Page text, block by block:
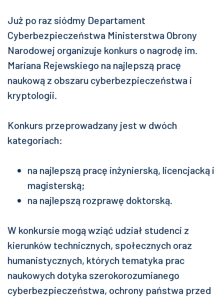
Już po raz siódmy Departament
Cyberbezpieczeństwa Ministerstwa Obrony
Narodowej organizuje konkurs o nagrodę im.
Mariana Rejewskiego na najlepszą pracę
naukową z obszaru cyberbezpieczeństwa i
kryptologii.
Konkurs przeprowadzany jest w dwóch
kategoriach:
na najlepszą pracę inżynierską, licencjacką i
magisterską;
na najlepszą rozprawę doktorską.
W konkursie mogą wziąć udział studenci z
kierunków technicznych, społecznych oraz
humanistycznych, których tematyka prac
naukowych dotyka szerokorozumianego
cyberbezpieczeństwa, ochrony państwa przed